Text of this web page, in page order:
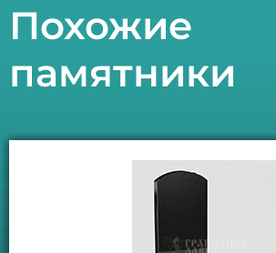
Похожие
памятники